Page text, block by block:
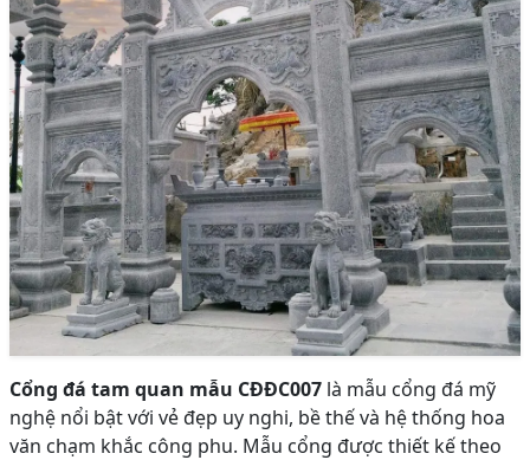
Cổng đá tam quan mẫu CĐĐC007 là mẫu cổng đá mỹ
nghệ nổi bật với vẻ đẹp uy nghi, bề thế và hệ thống hoa
văn chạm khắc công phu. Mẫu cổng được thiết kế theo